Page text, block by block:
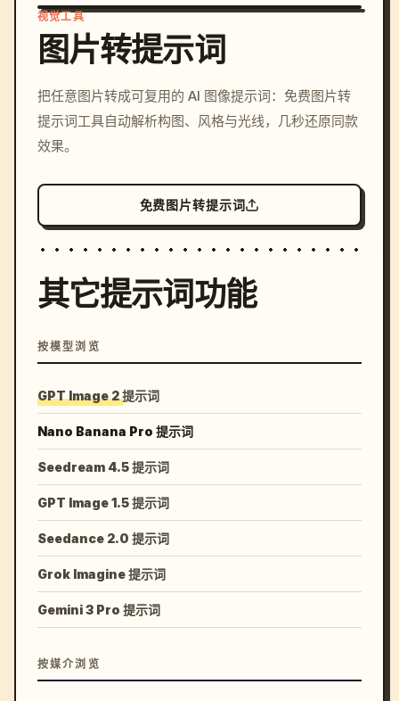
c, cyberpunk sunset, neon
colors, 8k --v 6.0
视觉工具
图片转提示词
把任意图片转成可复用的 AI 图像提示词：免费图片转
提示词工具自动解析构图、风格与光线，几秒还原同款
效果。
免费图片转提示词
其它提示词功能
按模型浏览
GPT Image 2 提示词
Nano Banana Pro 提示词
Seedream 4.5 提示词
GPT Image 1.5 提示词
Seedance 2.0 提示词
Grok Imagine 提示词
Gemini 3 Pro 提示词
按媒介浏览